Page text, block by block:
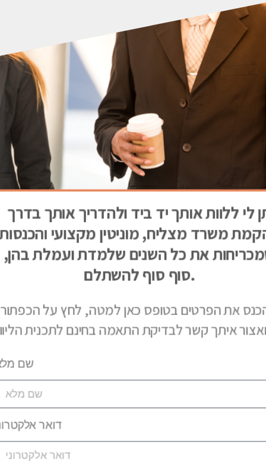
לי ללוות אותך יד ביד ולהדריך אותך בדרך
משרד מצליח, מוניטין מקצועי
את כל השנים שלמדת ועמלת בהן,
סוף סוף להשתלם.
את הפרטים בטופס כאן למטה, לחץ על
שם
דואר